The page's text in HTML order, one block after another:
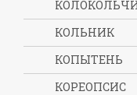
КОЛЬНИК
КОПЫТЕНЬ
КОРЕОПСИС